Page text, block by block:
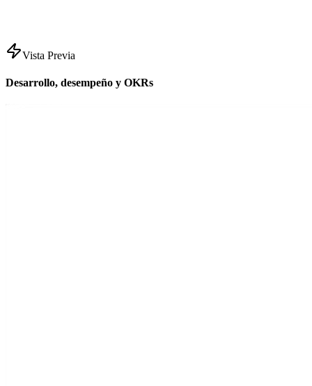
Vista Previa
Desarrollo, desempeño y OKRs